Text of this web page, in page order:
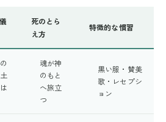
死のとら
え方
特徴的な慣習
魂が神
のもと
へ旅立
つ
黒い服・賛美
歌・レセプシ
ョン